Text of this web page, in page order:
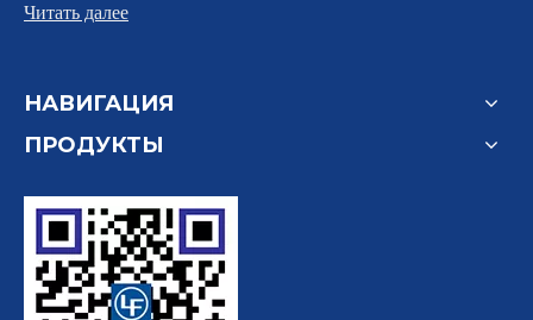
Читать далее
НАВИГАЦИЯ
ПРОДУКТЫ